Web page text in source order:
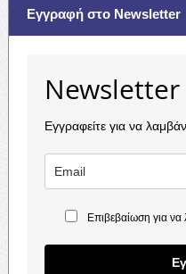
Εγγραφή στο Newsletter
Newsletter
Εγγραφείτε για να
Επιβεβαίωση για